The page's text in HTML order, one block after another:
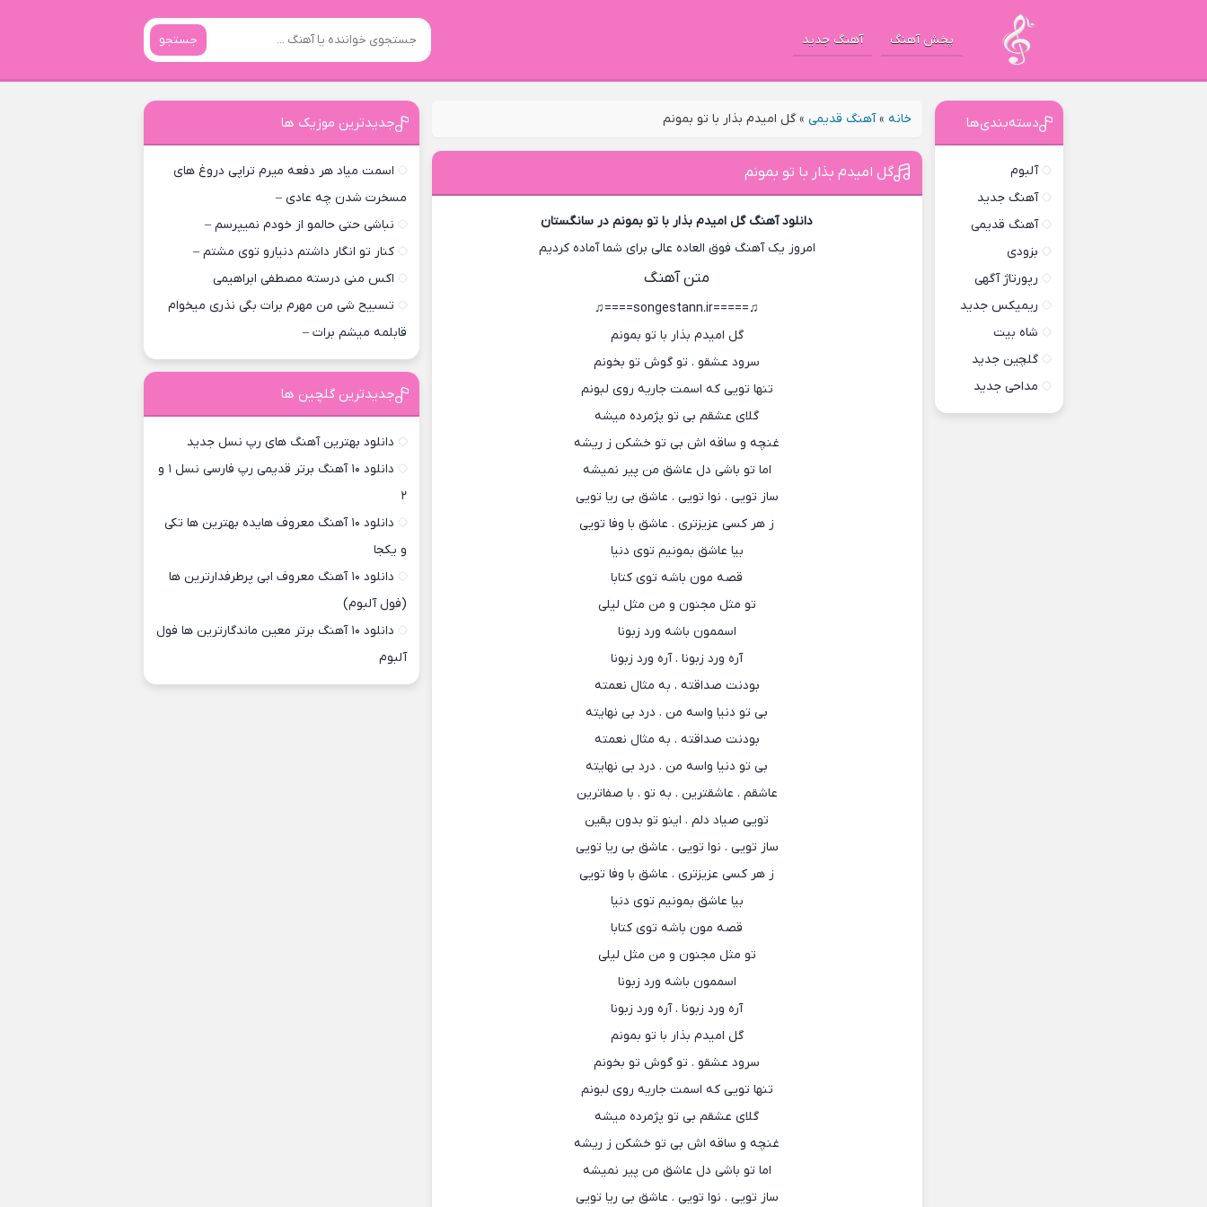
پخش آهنگ آهنگ جدید جستجو
خانه »آهنگ قدیمی »گل امیدم بذار با تو بمونم
گل امیدم بذار با تو بمونم
دانلود آهنگ گل امیدم بذار با تو بمونم در سانگستان
امروز یک آهنگ فوق العاده عالی برای شما آماده کردیم
متن آهنگ
♫=====songestann.ir====♫
گل امیدم بذار با تو بمونم
سرود عشقو . تو گوش تو بخونم
تنها تویی که اسمت جاریه روی لبونم
گلای عشقم بی تو پژمرده میشه
غنچه و ساقه اش بی تو خشکن ز ریشه
اما تو باشی دل عاشق من پیر نمیشه
ساز تویی . نوا تویی . عاشق بی ریا تویی
ز هر کسی عزیزتری . عاشق با وفا تویی
بیا عاشق بمونیم توی دنیا
قصه مون باشه توی کتابا
تو مثل مجنون و من مثل لیلی
اسممون باشه ورد زبونا
آره ورد زبونا . آره ورد زبونا
بودنت صداقته . به مثال نعمته
بی تو دنیا واسه من . درد بی نهایته
بودنت صداقته . به مثال نعمته
بی تو دنیا واسه من . درد بی نهایته
عاشقم . عاشقترین . به تو . با صفاترین
تویی صیاد دلم . اینو تو بدون یقین
ساز تویی . نوا تویی . عاشق بی ریا تویی
ز هر کسی عزیزتری . عاشق با وفا تویی
بیا عاشق بمونیم توی دنیا
قصه مون باشه توی کتابا
تو مثل مجنون و من مثل لیلی
اسممون باشه ورد زبونا
آره ورد زبونا . آره ورد زبونا
گل امیدم بذار با تو بمونم
سرود عشقو . تو گوش تو بخونم
تنها تویی که اسمت جاریه روی لبونم
گلای عشقم بی تو پژمرده میشه
غنچه و ساقه اش بی تو خشکن ز ریشه
اما تو باشی دل عاشق من پیر نمیشه
ساز تویی . نوا تویی . عاشق بی ریا تویی
دسته‌بندی‌ها
آلبوم
آهنگ جدید
آهنگ قدیمی
بزودی
رپورتاژ آگهی
ریمیکس جدید
شاه بیت
گلچین جدید
مداحی جدید
جدیدترین موزیک ها
اسمت میاد هر دفعه میرم تراپی دروغ‌ های
مسخرت شدن چه عادی –
نباشی حتی حالمو از خودم نمیپرسم –
کنار تو انگار داشتم دنیارو توی مشتم –
اکس منی درسته مصطفی ابراهیمی
تسبیح شی من مهرم برات بگی نذری میخوام
قابلمه میشم برات –
جدیدترین گلچین ها
دانلود بهترین آهنگ های رپ نسل جدید
دانلود ۱۰ آهنگ برتر قدیمی رپ فارسی نسل ۱ و
۲
دانلود ۱۰ آهنگ معروف هایده بهترین ها تکی
و یکجا
دانلود ۱۰ آهنگ معروف ابی پرطرفدارترین ها
(فول آلبوم)
دانلود ۱۰ آهنگ برتر معین ماندگارترین ها فول
آلبوم